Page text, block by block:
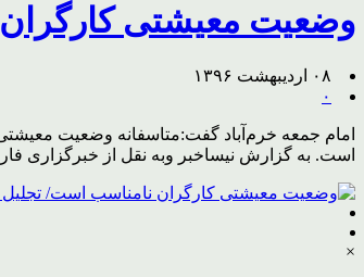
وضعیت معیشتی
۰۸ اردیبهشت ۱۳۹۶
۰
امام جمعه خرم‌آباد گفت:متاسفانه وضعیت
است. به گزارش نیساخبر وبه نقل از خبرگزاری
×